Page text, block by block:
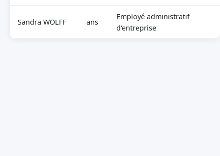
Sandra WOLFF ans
Employé administratif
d'entreprise